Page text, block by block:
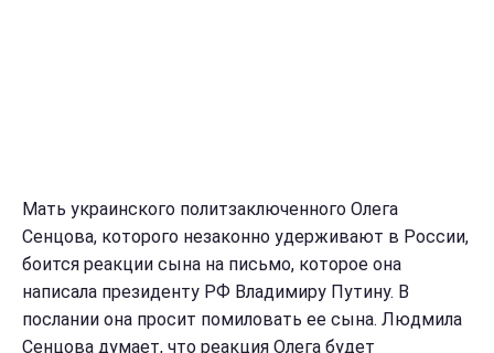
Мать украинского политзаключенного Олега
Сенцова, которого незаконно удерживают в России,
боится реакции сына на письмо, которое она
написала президенту РФ Владимиру Путину. В
послании она просит помиловать ее сына. Людмила
Сенцова думает, что реакция Олега будет